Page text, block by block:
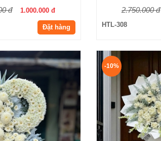
đ
1.000.000 đ
Đặt hàng
2.750.000 đ
HTL-308
-10%